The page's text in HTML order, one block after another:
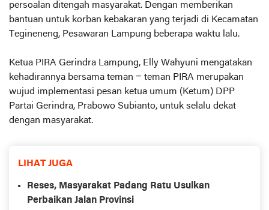
persoalan ditengah masyarakat. Dengan memberikan
bantuan untuk korban kebakaran yang terjadi di Kecamatan
Tegineneng, Pesawaran Lampung beberapa waktu lalu.
Ketua PIRA Gerindra Lampung, Elly Wahyuni mengatakan
kehadirannya bersama teman – teman PIRA merupakan
wujud implementasi pesan ketua umum (Ketum) DPP
Partai Gerindra, Prabowo Subianto, untuk selalu dekat
dengan masyarakat.
LIHAT JUGA
Reses, Masyarakat Padang Ratu Usulkan
Perbaikan Jalan Provinsi